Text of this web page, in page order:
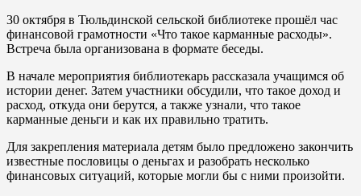
30 октября в Тюльдинской сельской библиотеке прошёл час
финансовой грамотности «Что такое карманные расходы».
Встреча была организована в формате беседы.
В начале мероприятия библиотекарь рассказала учащимся об
истории денег. Затем участники обсудили, что такое доход и
расход, откуда они берутся, а также узнали, что такое
карманные деньги и как их правильно тратить.
Для закрепления материала детям было предложено закончить
известные пословицы о деньгах и разобрать несколько
финансовых ситуаций, которые могли бы с ними произойти.